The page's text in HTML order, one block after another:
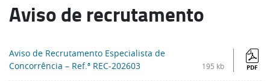
Aviso de recrutamento
Aviso de Recrutamento Especialista de
Concorrência – Ref.ª REC-202603
195 kb PDF